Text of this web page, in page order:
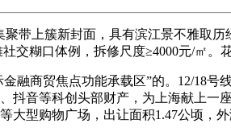
上簇新封面，具有滨江景不雅取
交糊口体例，拆修尺度≥4000元/㎡。
商贸焦点功能承载区”的。12/18号
抖音等科创头部财产，为上海献上
大型购物广场，出让面积1.47公顷